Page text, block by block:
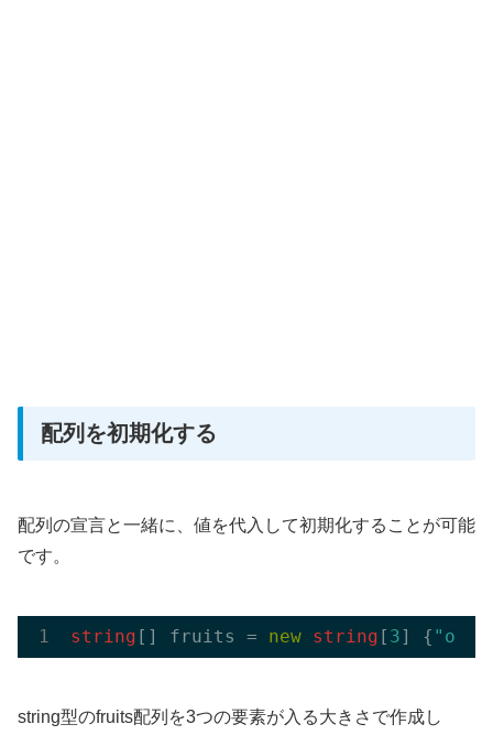
配列を初期化する
配列の宣言と一緒に、値を代入して初期化することが可能
です。
string [] fruits = new string [ 3] {
string型のfruits配列を3つの要素が入る大きさで作成し